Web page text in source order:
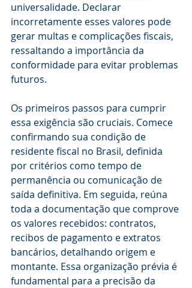
universalidade. Declarar
incorretamente esses valores pode
gerar multas e complicações fiscais,
ressaltando a importância da
conformidade para evitar problemas
futuros.
Os primeiros passos para cumprir
essa exigência são cruciais. Comece
confirmando sua condição de
residente fiscal no Brasil, definida
por critérios como tempo de
permanência ou comunicação de
saída definitiva. Em seguida, reúna
toda a documentação que comprove
os valores recebidos: contratos,
recibos de pagamento e extratos
bancários, detalhando origem e
montante. Essa organização prévia é
fundamental para a precisão da